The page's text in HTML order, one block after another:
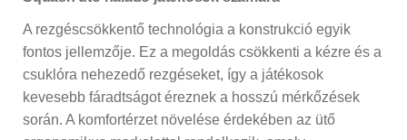
A rezgéscsökkentő technológia a konstrukció egyik
fontos jellemzője. Ez a megoldás csökkenti a kézre és a
csuklóra nehezedő rezgéseket, így a játékosok
kevesebb fáradtságot éreznek a hosszú mérkőzések
során. A komfortérzet növelése érdekében az ütő